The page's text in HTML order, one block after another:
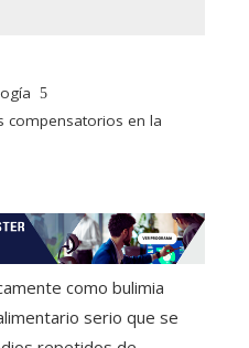
compensatorios en la
como bulimia
serio que se